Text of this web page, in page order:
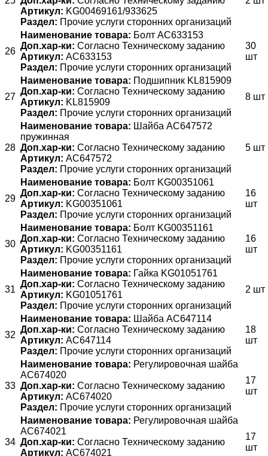
Артикул: KG00469161/933625
Раздел: Прочие услуги сторонних организаций
26
Наименование товара: Болт АС633153
Доп.хар-ки: Согласно Техническому заданию
Артикул: АС633153
Раздел: Прочие услуги сторонних организаций
30
шт
27
Наименование товара: Подшипник KL815909
Доп.хар-ки: Согласно Техническому заданию
Артикул: KL815909
Раздел: Прочие услуги сторонних организаций
8 шт
28
Наименование товара: Шайба АС647572
пружинная
Доп.хар-ки: Согласно Техническому заданию
Артикул: АС647572
Раздел: Прочие услуги сторонних организаций
5 шт
29
Наименование товара: Болт KG00351061
Доп.хар-ки: Согласно Техническому заданию
Артикул: KG00351061
Раздел: Прочие услуги сторонних организаций
16
шт
30
Наименование товара: Болт KG00351161
Доп.хар-ки: Согласно Техническому заданию
Артикул: KG00351161
Раздел: Прочие услуги сторонних организаций
16
шт
31
Наименование товара: Гайка KG01051761
Доп.хар-ки: Согласно Техническому заданию
Артикул: KG01051761
Раздел: Прочие услуги сторонних организаций
2 шт
32
Наименование товара: Шайба AC647114
Доп.хар-ки: Согласно Техническому заданию
Артикул: AC647114
Раздел: Прочие услуги сторонних организаций
18
шт
33
Наименование товара: Регулировочная шайба
AC674020
Доп.хар-ки: Согласно Техническому заданию
Артикул: AC674020
Раздел: Прочие услуги сторонних организаций
17
шт
34
Наименование товара: Регулировочная шайба
AC674021
Доп.хар-ки: Согласно Техническому заданию
Артикул: AC674021
17
шт